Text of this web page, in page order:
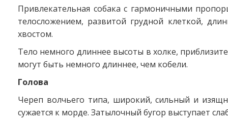
Привлекательная собака с гармоничными
телосложением, развитой грудной клеткой,
хвостом.
Тело немного длиннее высоты в холке,
могут быть немного длиннее, чем кобели.
Голова
Череп волчьего типа, широкий, сильный и
сужается к морде. Затылочный бугор выступает